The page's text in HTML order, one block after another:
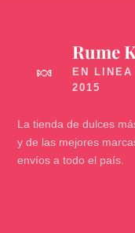
🍬
Rume
La tienda de dulces
y de las mejores
envíos a todo el país.